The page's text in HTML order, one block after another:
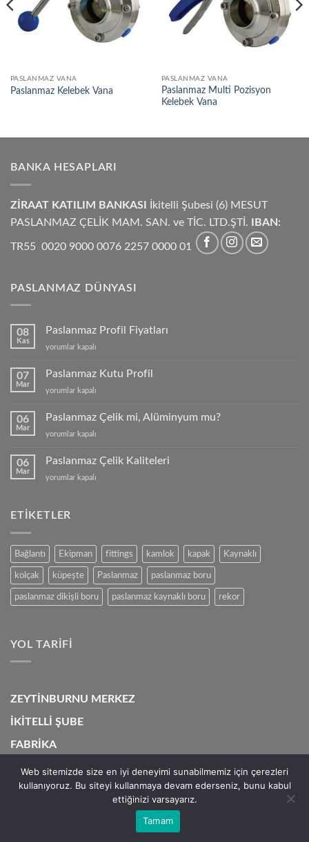
PASLANMAZ VANA
Paslanmaz Kelebek Vana
PASLANMAZ VANA
Paslanmaz Multi Pozisyon
Kelebek Vana
BANKA HESAPLARI
ZİRAAT KATILIM BANKASI İkitelli Şubesi (6) MESUT
PASLANMAZ ÇELİK MAM. SAN. ve TİC. LTD.ŞTİ. IBAN:
TR55 0020 9000 0076 2257 0000 01
PASLANMAZ DÜNYASI
08
Kas
Paslanmaz Profil Fiyatları
Paslanmaz
Fiyatları
yorumlar kapalı
07
Mar
Paslanmaz Kutu Profil
Paslanmaz
Profil
yorumlar kapalı
06
Mar
Paslanmaz Çelik mi, Alüminyum mu?
Paslanmaz
mi,
mu?
yorumlar kapalı
06
Mar
Paslanmaz Çelik Kaliteleri
Paslanmaz
için
yorumlar kapalı
ETIKETLER
Bağlantı Ekipman fittings kamlok kapak Kaynaklı
kolçak küpeşte Paslanmaz paslanmaz boru
paslanmaz dikişli boru paslanmaz kaynaklı boru rekor
YOL TARIFI
ZEYTİNBURNU MERKEZ
İKİTELLİ ŞUBE
FABRİKA
Visa MasterCard
Copyright 2026 ©Mesut Paslanmaz
Web sitemizde size en iyi deneyimi sunabilmemiz için çerezleri
kullanıyoruz. Bu siteyi kullanmaya devam ederseniz, bunu kabul
ettiğinizi varsayarız.
Tamam